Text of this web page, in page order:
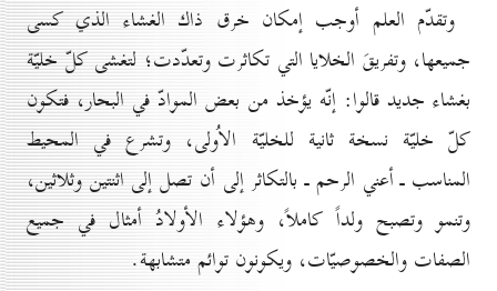
وتقدّم العلم أوجب إمكان خرق ذاك الغشاء الذي كسى
جميعها، وتفريقَ الخلايا التي تكاثرت وتعدّدت؛ لتغشى كلّ خليّة
بغشاء جديد قالوا: إنّه يؤخذ من بعض الموادّ في البحار، فتكون
كلّ خليّة نسخة ثانية للخليّة الاُولى، وتشرع في المحيط
المناسب ـ أعني الرحم ـ بالتكاثر إلى أن تصل إلى اثنتين وثلاثين،
وتنمو وتصبح ولداً كاملاً، وهؤلاء الأولادُ أمثال في جميع
الصفات والخصوصيّات، ويكونون توائم متشابهة.